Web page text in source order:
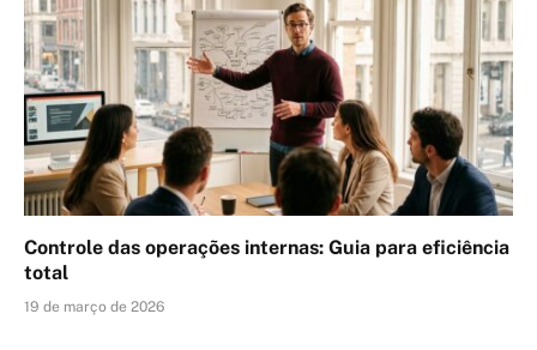
Controle das operações internas: Guia para eficiência
total
19 de março de 2026